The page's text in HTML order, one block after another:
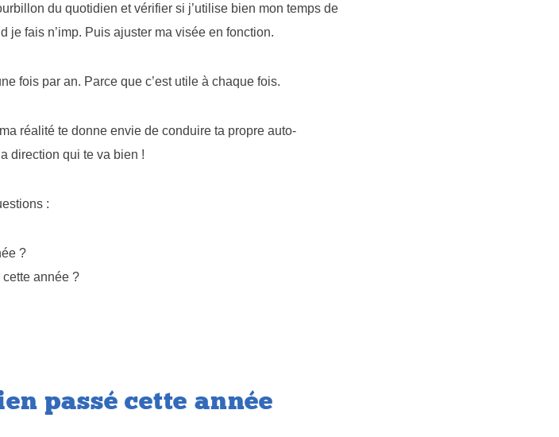
du quotidien et vérifier si j’utilise bien mon temps de
je fais n’imp. Puis ajuster ma visée en fonction.
fois par an. Parce que c’est utile à chaque fois.
réalité te donne envie de conduire ta propre auto-
direction qui te va bien !
:
?
cette année ?
passé cette année